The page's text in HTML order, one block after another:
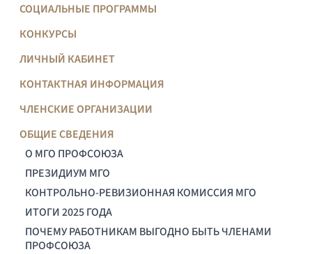
СОЦИАЛЬНЫЕ ПРОГРАММЫ
КОНКУРСЫ
ЛИЧНЫЙ КАБИНЕТ
КОНТАКТНАЯ ИНФОРМАЦИЯ
ЧЛЕНСКИЕ ОРГАНИЗАЦИИ
ОБЩИЕ СВЕДЕНИЯ
О МГО ПРОФСОЮЗА
ПРЕЗИДИУМ МГО
КОНТРОЛЬНО-РЕВИЗИОННАЯ КОМИССИЯ МГО
ИТОГИ 2025 ГОДА
ПОЧЕМУ РАБОТНИКАМ ВЫГОДНО БЫТЬ ЧЛЕНАМИ
ПРОФСОЮЗА